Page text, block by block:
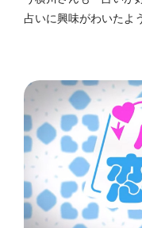
占いに興味がわいたよ